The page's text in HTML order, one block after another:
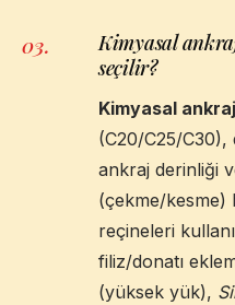
03.
Kimyasal
seçilir?
Kimyasal ankraj
(C20/C25/C30),
ankraj derinliği
(çekme/kesme)
reçineleri
filiz/donatı
(yüksek yük),